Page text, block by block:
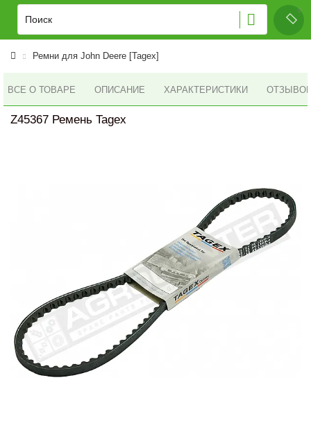
Ремни для John Deere [Tagex]
ВСЕ О ТОВАРЕ ОПИСАНИЕ ХАРАКТЕРИСТИКИ ОТЗЫВОВ
Z45367 Ремень Tagex